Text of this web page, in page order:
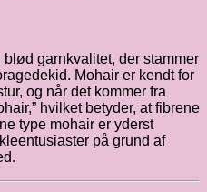
garnkvalitet, der stammer
Mohair er kendt for
og når det kommer fra
hvilket betyder, at fibrene
type mohair er yderst
på grund af